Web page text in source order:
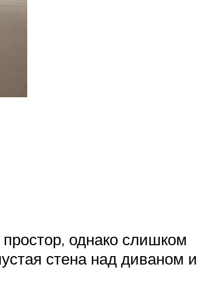
однако слишком
стена над диваном и